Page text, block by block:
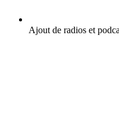
Ajout de radios et